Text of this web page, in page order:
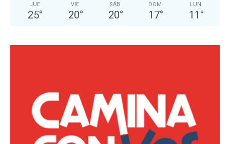
JUE
25°
VIE
20°
SÁB
20°
DOM
17°
LUN
11 °